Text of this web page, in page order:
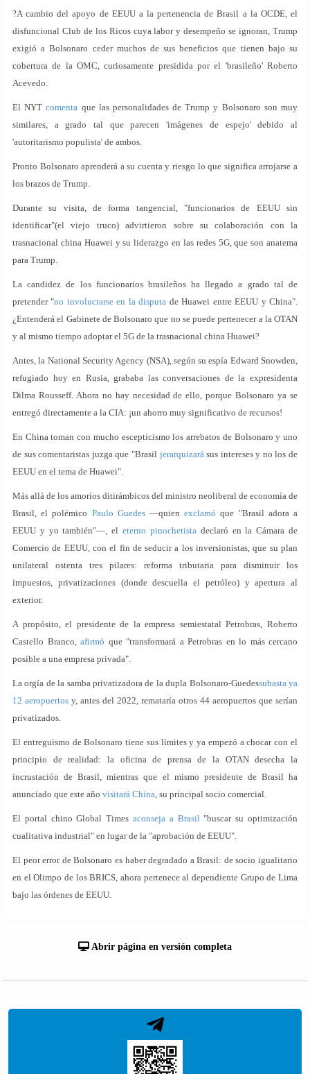
?A cambio del apoyo de EEUU a la pertenencia de Brasil a la OCDE, el
disfuncional Club de los Ricos cuya labor y desempeño se ignoran, Trump
exigió a Bolsonaro ceder muchos de sus beneficios que tienen bajo su
cobertura de la OMC, curiosamente presidida por el 'brasileño' Roberto
Acevedo.
El NYTcomenta que las personalidades de Trump y Bolsonaro son muy
similares, a grado tal que parecen 'imágenes de espejo' debido al
'autoritarismo populista' de ambos.
Pronto Bolsonaro aprenderá a su cuenta y riesgo lo que significa arrojarse a
los brazos de Trump.
Durante su visita, de forma tangencial, "funcionarios de EEUU sin
identificar"(el viejo truco) advirtieron sobre su colaboración con la
trasnacional china Huawei y su liderazgo en las redes 5G, que son anatema
para Trump.
La candidez de los funcionarios brasileños ha llegado a grado tal de
pretender "no involucrarse en la disputa de Huawei entre EEUU y China".
¿Entenderá el Gabinete de Bolsonaro que no se puede pertenecer a la OTAN
y al mismo tiempo adoptar el 5G de la trasnacional china Huawei?
Antes, la National Security Agency (NSA), según su espía Edward Snowden,
refugiado hoy en Rusia, grababa las conversaciones de la expresidenta
Dilma Rousseff. Ahora no hay necesidad de ello, porque Bolsonaro ya se
entregó directamente a la CIA: ¡un ahorro muy significativo de recursos!
En China toman con mucho escepticismo los arrebatos de Bolsonaro y uno
de sus comentaristas juzga que "Brasil jerarquizarásus intereses y no los de
EEUU en el tema de Huawei".
Más allá de los amoríos ditirámbicos del ministro neoliberal de economía de
Brasil, el polémico Paulo Guedes—quienexclamó que "Brasil adora a
EEUU y yo también"—, eleterno pinochetistadeclaró en la Cámara de
Comercio de EEUU, con el fin de seducir a los inversionistas, que su plan
unilateral ostenta tres pilares: reforma tributaria para disminuir los
impuestos, privatizaciones (donde descuella el petróleo) y apertura al
exterior.
A propósito, el presidente de la empresa semiestatal Petrobras, Roberto
Castello Branco, afirmó que "transformará a Petrobras en lo más cercano
posible a una empresa privada".
La orgía de la samba privatizadora de la dupla Bolsonaro-Guedessubasta ya
12 aeropuertos y, antes del 2022, remataría otros 44 aeropuertos que serían
privatizados.
El entreguismo de Bolsonaro tiene sus límites y ya empezó a chocar con el
principio de realidad: la oficina de prensa de la OTAN desecha la
incrustación de Brasil, mientras que el mismo presidente de Brasil ha
anunciado que este año visitará China, su principal socio comercial.
El portal chino Global Times aconseja a Brasil"buscar su optimización
cualitativa industrial" en lugar de la "aprobación de EEUU".
El peor error de Bolsonaro es haber degradado a Brasil: de socio igualitario
en el Olimpo de los BRICS, ahora pertenece al dependiente Grupo de Lima
bajo las órdenes de EEUU.
Abrir página en versión completa